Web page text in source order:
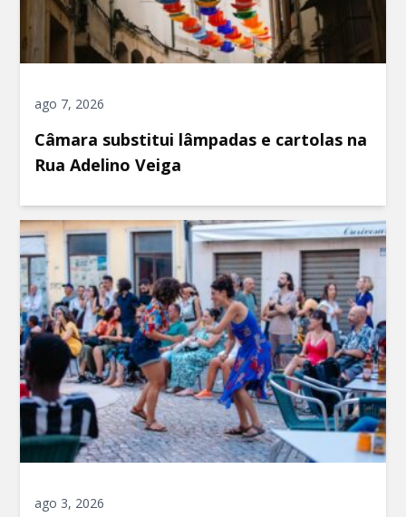
ago 7, 2026
Câmara substitui lâmpadas e cartolas na
Rua Adelino Veiga
ago 3, 2026